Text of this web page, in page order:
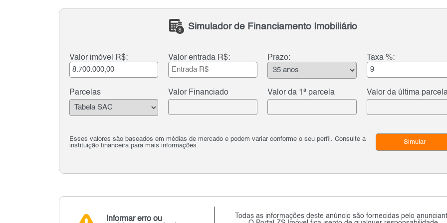
Simulador de Financiamento Imobiliário
Valor imóvel R$: Valor entrada R$: Prazo: Taxa %:
Parcelas Valor Financiado Valor da 1ª parcela Valor da última
Esses valores são baseados em médias de mercado e podem variar conforme o seu perfil. Consulte a
instituição financeira para mais informações.
Simular
Informar erro ou
Todas as informações deste anúncio são fornecidas pelo